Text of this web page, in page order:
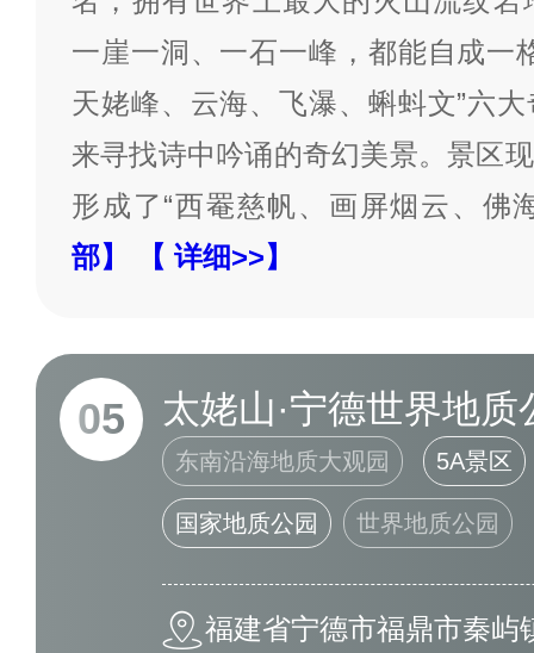
一崖一洞、一石一峰，都能自成一
天姥峰、云海、飞瀑、蝌蚪文”六
来寻找诗中吟诵的奇幻美景。景区
形成了“西罨慈帆、画屏烟云、佛
部】
【 详细>>】
05 太姥山·宁德世界地质
东南沿海地质大观园 5A景区
国家地质公园 世界地质公园
福建省宁德市福鼎市秦屿